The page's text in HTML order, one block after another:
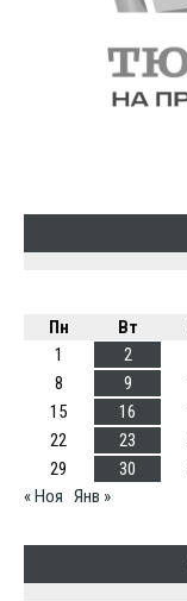
Пн
Вт
1
2
8
9
15
16
22
23
29
30
« Ноя Янв »